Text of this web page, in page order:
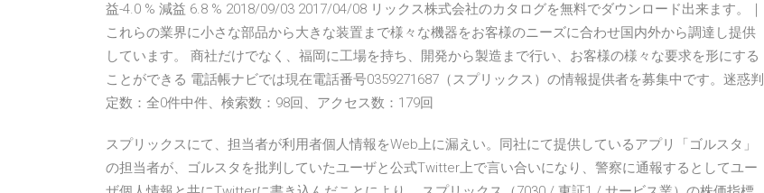
益-4.0 % 減益 6.8 % 2018/09/03 2017/04/08 リックス株式会社のカタログを無料でダウンロード出来ます。｜
これらの業界に小さな部品から大きな装置まで様々な機器をお客様のニーズに合わせ国内外から調達し提供
しています。 商社だけでなく、福岡に工場を持ち、開発から製造まで行い、お客様の様々な要求を形にする
ことができる 電話帳ナビでは現在電話番号0359271687（スプリックス）の情報提供者を募集中です。迷惑判
定数：全0件中件、検索数：98回、アクセス数：179回
スプリックスにて、担当者が利用者個人情報をWeb上に漏えい。同社にて提供しているアプリ「ゴルスタ」
の担当者が、ゴルスタを批判していたユーザと公式Twitter上で言い合いになり、警察に通報するとしてユー